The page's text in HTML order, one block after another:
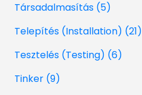
Társadalmasítás (5)
Telepítés (Installation) (21)
Tesztelés (Testing) (6)
Tinker (9)